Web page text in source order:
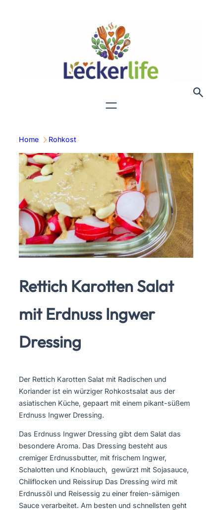
Home Rohkost
Rettich Karotten Salat
mit Erdnuss Ingwer
Dressing
Der Rettich Karotten Salat mit Radischen und
Koriander ist ein würziger Rohkostsalat aus der
asiatischen Küche, gepaart mit einem pikant-süßem
Erdnuss Ingwer Dressing.
Das Erdnuss Ingwer Dressing gibt dem Salat das
besondere Aroma. Das Dressing besteht aus
cremiger Erdnussbutter, mit frischem Ingwer,
Schalotten und Knoblauch, gewürzt mit Sojasauce,
Chiliflocken und Reissirup Das Dressing wird mit
Erdnussöl und Reisessig zu einer freien-sämigen
Sauce verarbeitet. Am besten und schnellsten geht